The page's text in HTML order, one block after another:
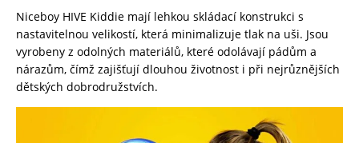
Niceboy HIVE Kiddie mají lehkou skládací konstrukci s
nastavitelnou velikostí, která minimalizuje tlak na uši. Jsou
vyrobeny z odolných materiálů, které odolávají pádům a
nárazům, čímž zajišťují dlouhou životnost i při nejrůznějších
dětských dobrodružstvích.